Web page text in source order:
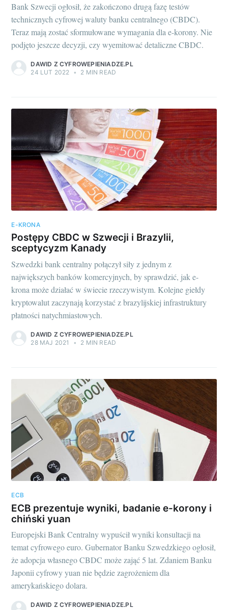
Bank Szwecji ogłosił, że zakończono drugą fazę testów
technicznych cyfrowej waluty banku centralnego (CBDC).
Teraz mają zostać sformułowane wymagania dla e-korony. Nie
podjęto jeszcze decyzji, czy wyemitować detaliczne CBDC.
DAWID Z CYFROWEPIENIADZE.PL
24 LUT 2022
• 2 MIN READ
E-KRONA
Postępy CBDC w Szwecji i Brazylii,
sceptycyzm Kanady
Szwedzki bank centralny połączył siły z jednym z
największych banków komercyjnych, by sprawdzić, jak e-
krona może działać w świecie rzeczywistym. Kolejne giełdy
kryptowalut zaczynają korzystać z brazylijskiej infrastruktury
płatności natychmiastowych.
DAWID Z CYFROWEPIENIADZE.PL
28 MAJ 2021
• 2 MIN READ
ECB
ECB prezentuje wyniki, badanie e-korony i
chiński yuan
Europejski Bank Centralny wypuścił wyniki konsultacji na
temat cyfrowego euro. Gubernator Banku Szwedzkiego ogłosił,
że adopcja własnego CBDC może zająć 5 lat. Zdaniem Banku
Japonii cyfrowy yuan nie będzie zagrożeniem dla
amerykańskiego dolara.
DAWID Z CYFROWEPIENIADZE.PL